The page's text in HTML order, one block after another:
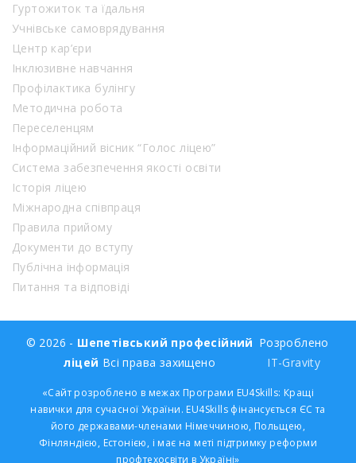
Гуртожиток та їдальня
Учнівське самоврядування
Центр кар’єри
Інклюзивне навчання
Профілактика булінгу
Методична робота
Переселенцям
Інформаційний вісник “Голос ліцею”
Система забезпечення якості освіти
Історія ліцею
Міжнародна співпраця
Правила прийому
Документи до вступу
Публічна інформація
Питання та відповіді
© 2026 - Шепетівський професійний
ліцей Всі права захищено
Розроблено
IT-Gravity
«Сайт розроблено в межах Програми EU4Skills: Кращі
навички для сучасної України. EU4Skills фінансується ЄС та
його державами-членами Німеччиною, Польщею,
Фінляндією, Естонією, і має на меті підтримку реформи
профтехосвіти в Україні»